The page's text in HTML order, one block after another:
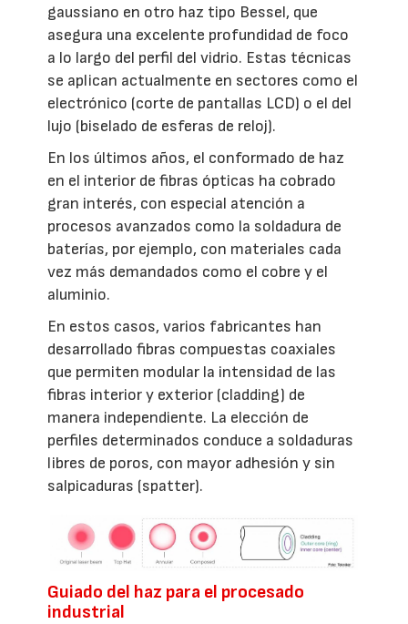
gaussiano en otro haz tipo Bessel, que
asegura una excelente profundidad de foco
a lo largo del perfil del vidrio. Estas técnicas
se aplican actualmente en sectores como el
electrónico (corte de pantallas LCD) o el del
lujo (biselado de esferas de reloj).
En los últimos años, el conformado de haz
en el interior de fibras ópticas ha cobrado
gran interés, con especial atención a
procesos avanzados como la soldadura de
baterías, por ejemplo, con materiales cada
vez más demandados como el cobre y el
aluminio.
En estos casos, varios fabricantes han
desarrollado fibras compuestas coaxiales
que permiten modular la intensidad de las
fibras interior y exterior (cladding) de
manera independiente. La elección de
perfiles determinados conduce a soldaduras
libres de poros, con mayor adhesión y sin
salpicaduras (spatter).
Guiado del haz para el procesado
industrial